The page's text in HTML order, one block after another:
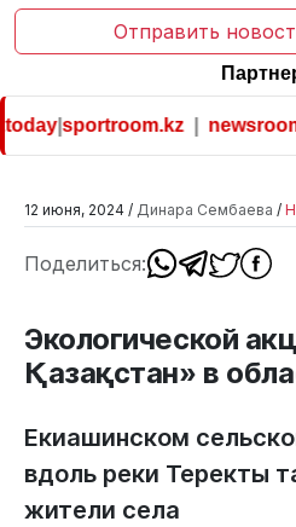
Отправить
|sportroom.kz|
12 июня, 2024 / Динара Сембаева /
Поделиться:
Экологической
Қазақстан» в
Екиашинском
вдоль реки Теректы
жители села